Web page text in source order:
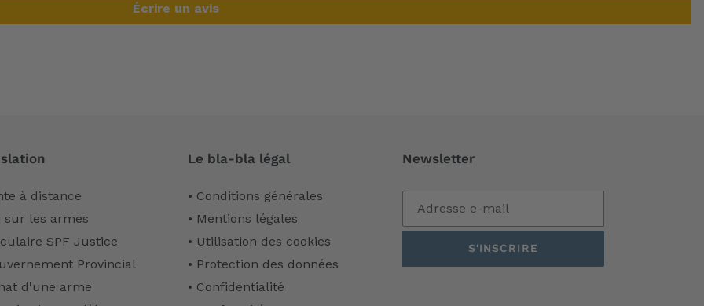
Écrire un avis
à distance
sur les armes
SPF Justice
Provincial
d'une arme
Le bla-bla légal
• Conditions générales
• Mentions légales
• Utilisation des cookies
• Protection des données
• Confidentialité
Newsletter
S'INSCRIRE